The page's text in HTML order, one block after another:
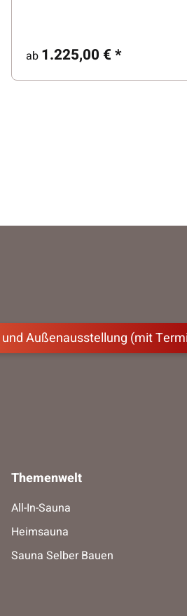
ab 1.225,00 €*
Außenausstellung (mit
Themenwelt
All-In-Sauna
Heimsauna
Sauna Selber Bauen